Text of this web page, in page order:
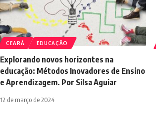
CEARÁ EDUCAÇÃO
Explorando novos horizontes na
educação: Métodos Inovadores de Ensino
e Aprendizagem. Por Silsa Aguiar
12 de março de 2024